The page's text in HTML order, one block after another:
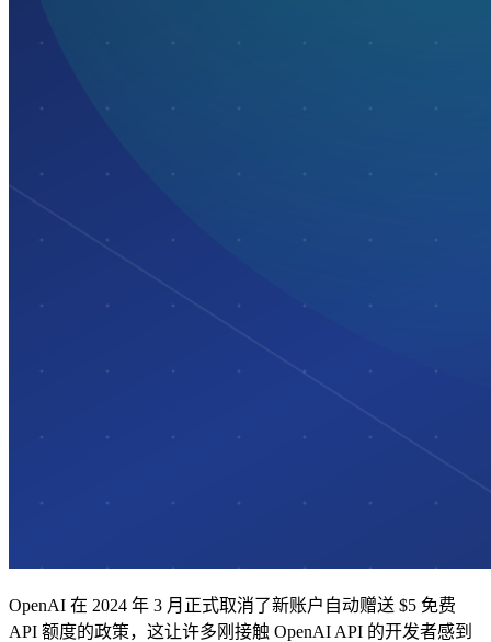
OpenAI 在 2024 年 3 月正式取消了新账户自动赠送 $5 免费
API 额度的政策，这让许多刚接触 OpenAI API 的开发者感到